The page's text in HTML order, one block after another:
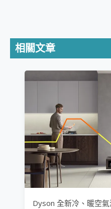
相關文章
Dyson 全新冷、暖空